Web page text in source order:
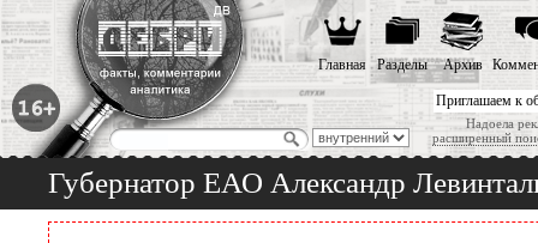
Приглашаем к
Надоела
расширенный
Главная Разделы Архив
Губернатор ЕАО Александр